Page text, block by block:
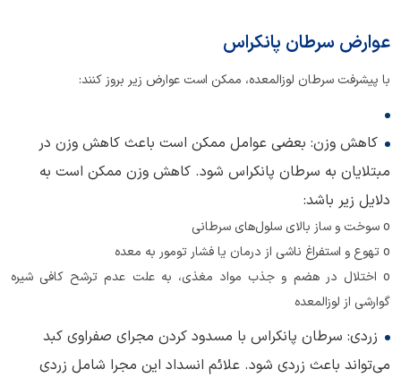
عوارض سرطان پانکراس
با پیشرفت سرطان لوزالمعده، ممکن است عوارض زیر بروز کنند:
کاهش وزن: بعضی عوامل ممکن است باعث کاهش وزن در
مبتلایان به سرطان پانکراس شود. کاهش وزن ممکن است به
دلایل زیر باشد:
o سوخت و ساز بالای سلول‌های سرطانی
o تهوع و استفراغ ناشی از درمان یا فشار تومور به معده
o اختلال در هضم و جذب مواد مغذی، به علت عدم ترشح کافی شیره
گوارشی از لوزالمعده
زردی: سرطان پانکراس با مسدود کردن مجرای صفراوی کبد
می‌تواند باعث زردی شود. علائم انسداد این مجرا شامل زردی